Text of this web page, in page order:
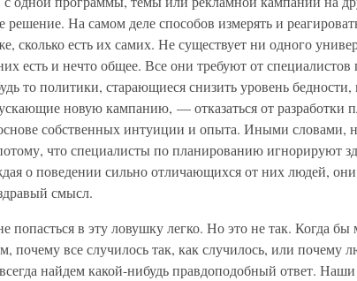
На самом деле способов измерять и
сколько есть их самих. Не существует ни одного
есть и нечто общее. Все они требуют от специалистов
то политики, старающиеся снизить уровень бедности,
новую кампанию, — отказаться от разработки
собственных интуиции и опыта. Иными словами,
что специалисты по планированию игнорируют
о поведении сильно отличающихся от них людей,
смысл.
попасться в эту ловушку легко. Но это не так. Когда
почему все случилось так, как случилось, или почему
найдем какой-нибудь правдоподобный ответ.